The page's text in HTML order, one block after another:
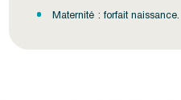
Maternité : forfait naissance.